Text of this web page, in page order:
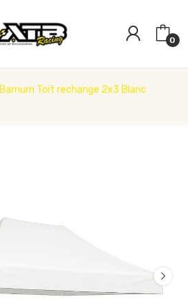
0
Barnum Toit rechange 2x3 Blanc